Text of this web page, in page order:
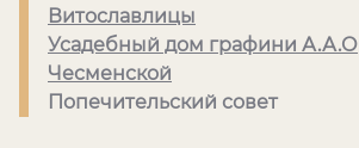
Витославлицы
Усадебный дом графини
Чесменской
Попечительский совет